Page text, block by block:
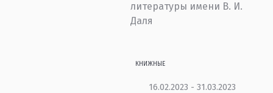
литературы имени В. И.
Даля
КНИЖНЫЕ
16.02.2023 - 31.03.2023